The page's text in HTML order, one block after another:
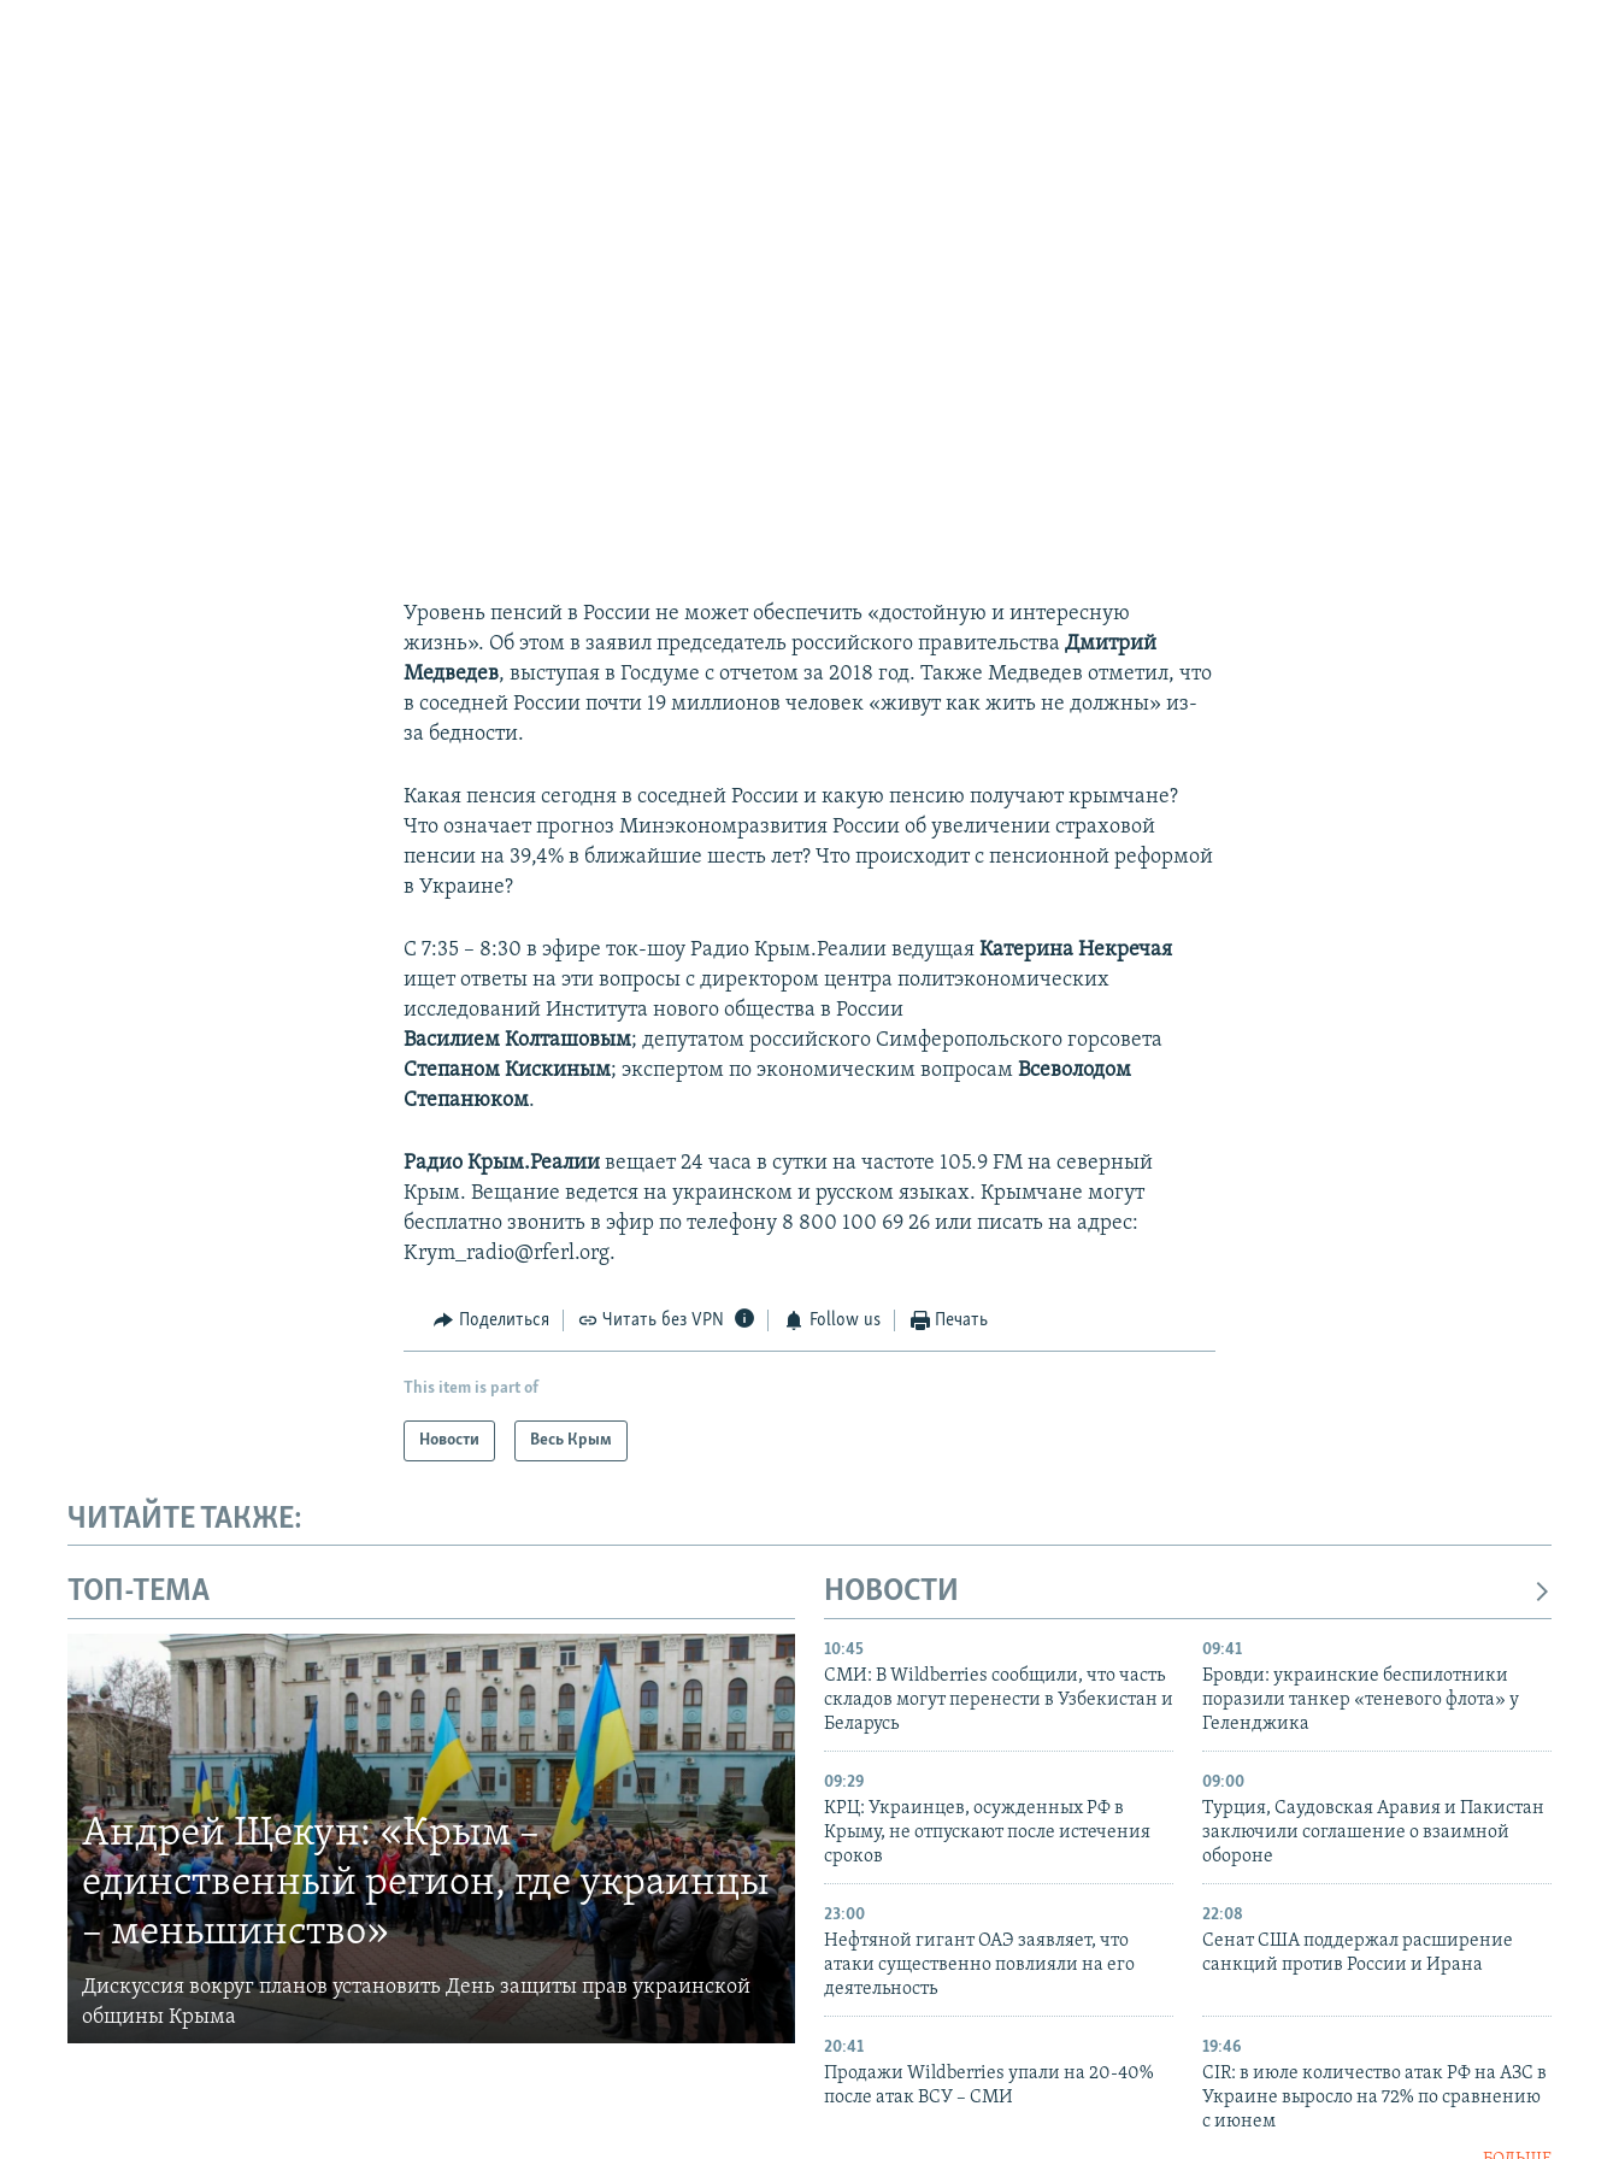
Уровень пенсий в России не может обеспечить «достойную и интересную
жизнь». Об этом в заявил председатель российского правительстваДмитрий
Медведев, выступая в Госдуме с отчетом за 2018 год. Также Медведев отметил, что
в соседней России почти 19 миллионов человек «живут как жить не должны» из-
за бедности.
Какая пенсия сегодня в соседней России и какую пенсию получают крымчане?
Что означает прогноз Минэкономразвития России об увеличении страховой
пенсии на 39,4% в ближайшие шесть лет? Что происходит с пенсионной реформой
в Украине?
С 7:35 – 8:30 в эфире ток-шоу Радио Крым.Реалии ведущаяКатерина Некречая
ищет ответы на эти вопросы с директором центра политэкономических
исследований Института нового общества в России
Василием Колташовым; депутатом российского Симферопольского горсовета
Степаном Кискиным; экспертом по экономическим вопросамВсеволодом
Степанюком.
Радио Крым.Реалии вещает 24 часа в сутки на частоте 105.9 FM на северный
Крым. Вещание ведется на украинском и русском языках. Крымчане могут
бесплатно звонить в эфир по телефону 8 800 100 69 26 или писать на адрес:
Krym_radio@rferl.org.
Поделиться Читать без VPN Follow us Печать
This item is part of
Новости Весь Крым
ЧИТАЙТЕ ТАКЖЕ:
ТОП-ТЕМА
Андрей Щекун: «Крым –
единственный регион, где украинцы
– меньшинство»
Дискуссия вокруг планов установить День защиты прав украинской
общины Крыма
НОВОСТИ
10:45
СМИ: В Wildberries сообщили, что часть
складов могут перенести в Узбекистан и
Беларусь
09:41
Бровди: украинские беспилотники
поразили танкер «теневого флота» у
Геленджика
09:29
КРЦ: Украинцев, осужденных РФ в
Крыму, не отпускают после истечения
сроков
09:00
Турция, Саудовская Аравия и Пакистан
заключили соглашение о взаимной
обороне
23:00
Нефтяной гигант ОАЭ заявляет, что
атаки существенно повлияли на его
деятельность
22:08
Сенат США поддержал расширение
санкций против России и Ирана
20:41
Продажи Wildberries упали на 20-40%
после атак ВСУ – СМИ
19:46
CIR: в июле количество атак РФ на АЗС в
Украине выросло на 72% по сравнению
с июнем